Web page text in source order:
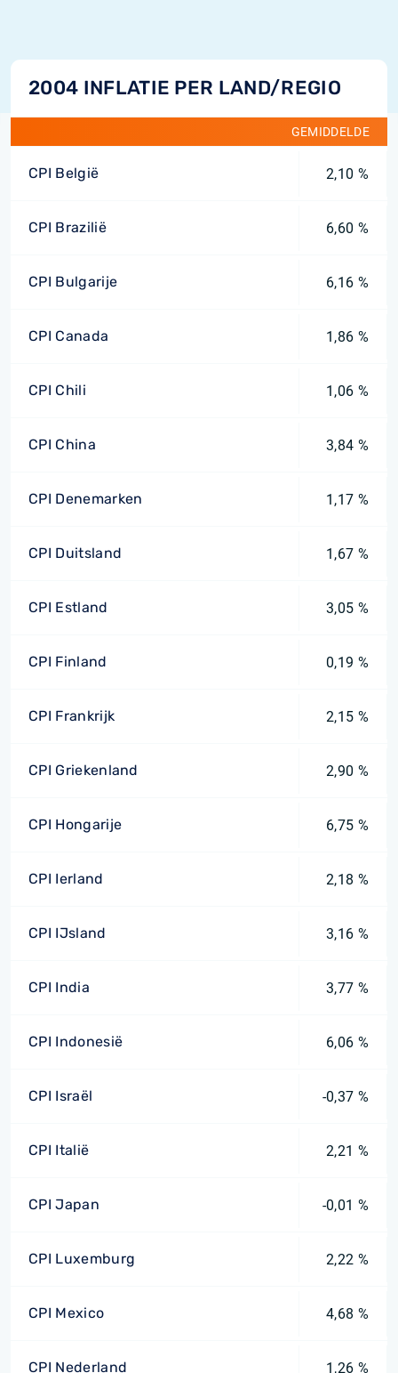
2004 INFLATIE PER LAND/REGIO
GEMIDDELDE
CPI België 2,10 %
CPI Brazilië 6,60 %
CPI Bulgarije 6,16 %
CPI Canada 1,86 %
CPI Chili 1,06 %
CPI China 3,84 %
CPI Denemarken 1,17 %
CPI Duitsland 1,67 %
CPI Estland 3,05 %
CPI Finland 0,19 %
CPI Frankrijk 2,15 %
CPI Griekenland 2,90 %
CPI Hongarije 6,75 %
CPI Ierland 2,18 %
CPI IJsland 3,16 %
CPI India 3,77 %
CPI Indonesië 6,06 %
CPI Israël -0,37 %
CPI Italië 2,21 %
CPI Japan -0,01 %
CPI Luxemburg 2,22 %
CPI Mexico 4,68 %
CPI Nederland 1,26 %